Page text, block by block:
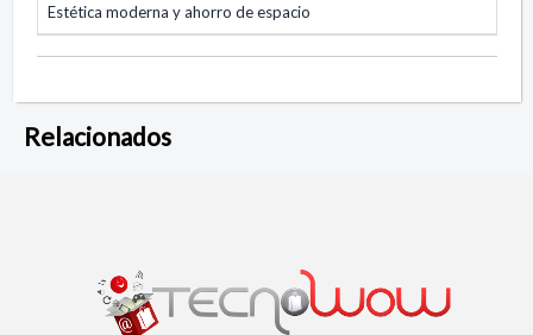
Estética moderna y ahorro de espacio
Relacionados